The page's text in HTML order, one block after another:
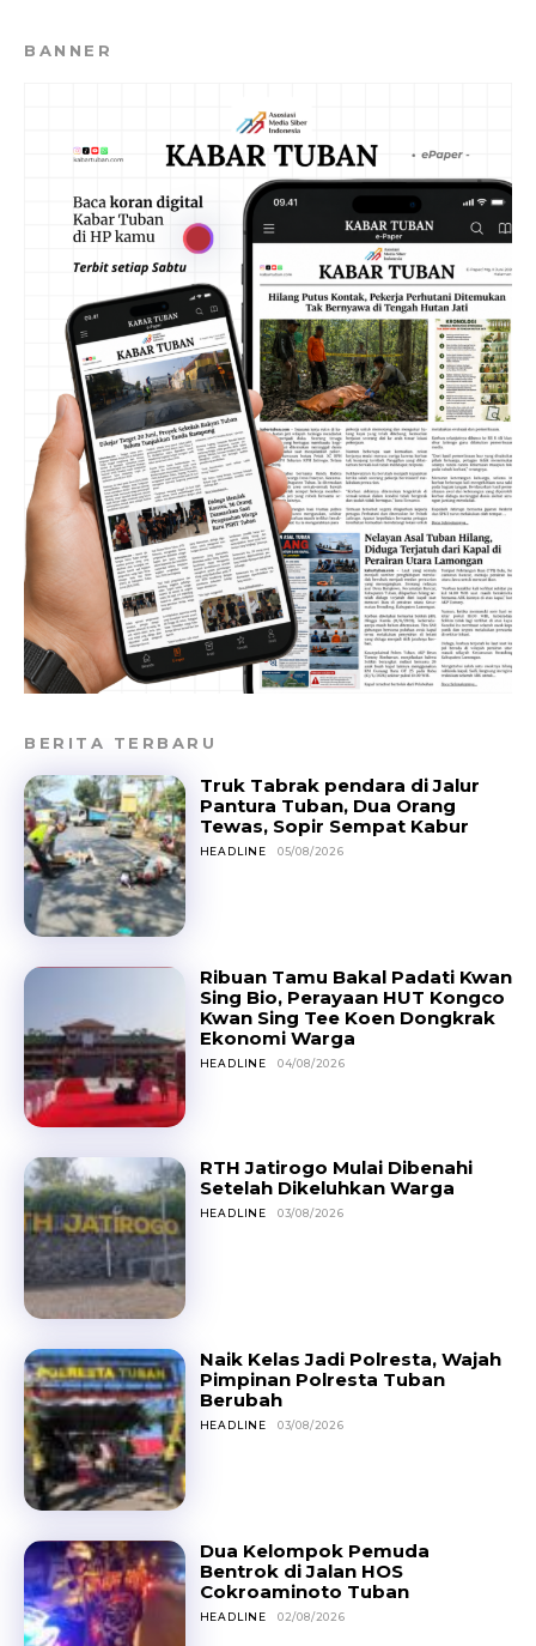
BANNER
BERITA TERBARU
Truk Tabrak pendara di Jalur
Pantura Tuban, Dua Orang
Tewas, Sopir Sempat Kabur
HEADLINE 05/08/2026
Ribuan Tamu Bakal Padati Kwan
Sing Bio, Perayaan HUT Kongco
Kwan Sing Tee Koen Dongkrak
Ekonomi Warga
HEADLINE 04/08/2026
RTH Jatirogo Mulai Dibenahi
Setelah Dikeluhkan Warga
HEADLINE 03/08/2026
Naik Kelas Jadi Polresta, Wajah
Pimpinan Polresta Tuban
Berubah
HEADLINE 03/08/2026
Dua Kelompok Pemuda
Bentrok di Jalan HOS
Cokroaminoto Tuban
HEADLINE 02/08/2026